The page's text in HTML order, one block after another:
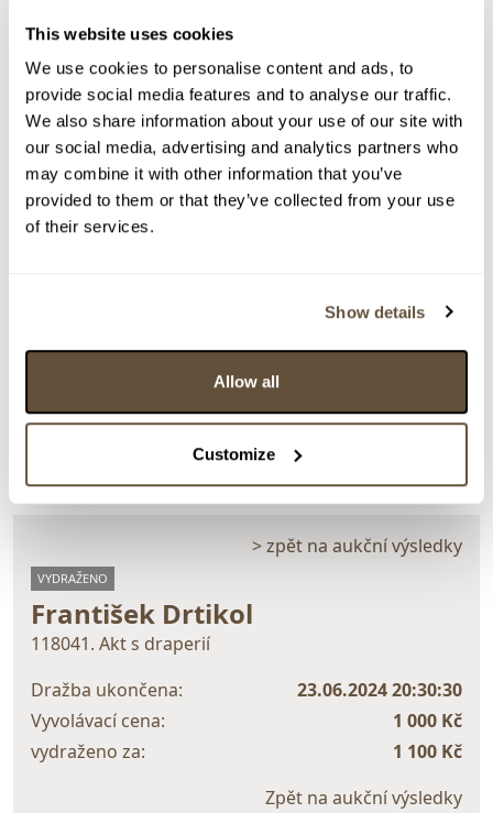
This website uses cookies
We use cookies to personalise content and ads, to
provide social media features and to analyse our traffic.
We also share information about your use of our site with
our social media, advertising and analytics partners who
may combine it with other information that you’ve
provided to them or that they’ve collected from your use
of their services.
Show details
Allow all
Customize
> Zobrazit detail položky a informace o autorovi
> zpět na aukční výsledky
VYDRAŽENO
František Drtikol
118041. Akt s draperií
Dražba ukončena:
23.06.2024 20:30:30
Vyvolávací cena:
1 000 Kč
vydraženo za:
1 100 Kč
Zpět na aukční výsledky